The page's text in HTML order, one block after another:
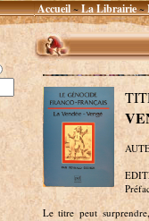
Accueil~La Librairie~
Le titre peut